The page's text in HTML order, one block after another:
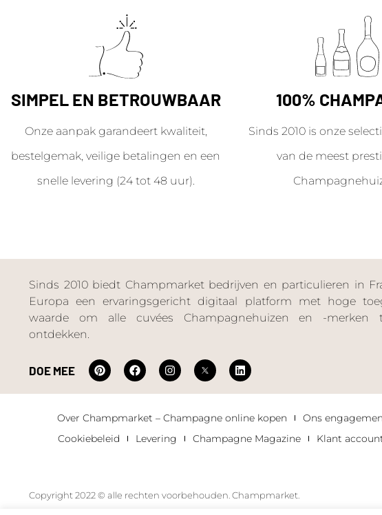
SIMPEL EN BETROUWBAAR
Onze aanpak garandeert kwaliteit,
bestelgemak, veilige betalingen en een
snelle levering (24 tot 48 uur).
100%
Sinds 2010 is onze
van de meest
Sinds 2010 biedt Champmarket bedrijven en particulieren in
Europa een ervaringsgericht digitaal platform met hoge
waarde om alle cuvées Champagnehuizen en -merken
ontdekken.
DOE MEE
Over Champmarket – Champagne online kopen Ons
Cookiebeleid
Levering Champagne Magazine Klant
Copyright 2022 © alle rechten voorbehouden. Champmarket.